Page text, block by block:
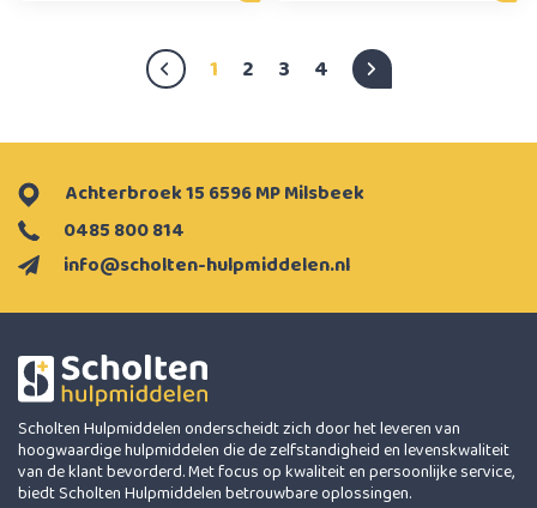
1 2 3 4
info@scholten-hulpmiddelen.nl
0485 800 814
Achterbroek 15 6596 MP Milsbeek
Scholten Hulpmiddelen onderscheidt zich door het leveren van
hoogwaardige hulpmiddelen die de zelfstandigheid en levenskwaliteit
van de klant bevorderd. Met focus op kwaliteit en persoonlijke service,
biedt Scholten Hulpmiddelen betrouwbare oplossingen.